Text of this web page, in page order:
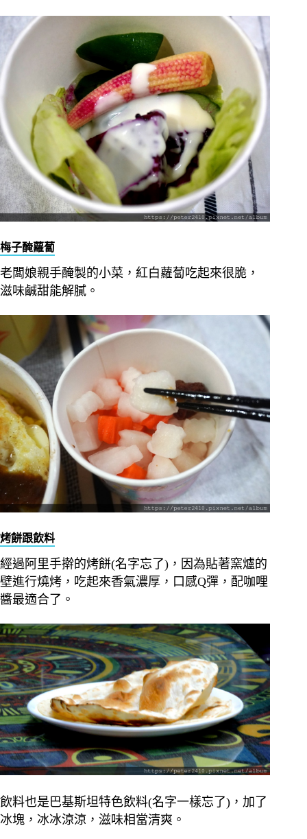
梅子醃蘿蔔
老闆娘親手醃製的小菜，紅白蘿蔔吃起來很脆，
滋味鹹甜能解膩。
烤餅跟飲料
經過阿里手擀的烤餅(名字忘了)，因為貼著窯爐的
壁進行燒烤，吃起來香氣濃厚，口感Q彈，配咖哩
醬最適合了。
飲料也是巴基斯坦特色飲料(名字一樣忘了)，加了
冰塊，冰冰涼涼，滋味相當清爽。